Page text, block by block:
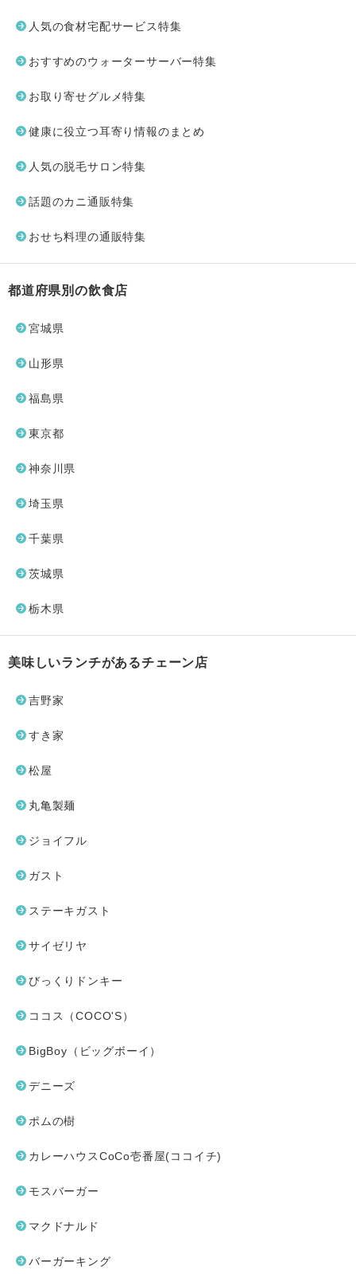
人気の食材宅配サービス特集
おすすめのウォーターサーバー特集
お取り寄せグルメ特集
健康に役立つ耳寄り情報のまとめ
人気の脱毛サロン特集
話題のカニ通販特集
おせち料理の通販特集
都道府県別の飲食店
宮城県
山形県
福島県
東京都
神奈川県
埼玉県
千葉県
茨城県
栃木県
美味しいランチがあるチェーン店
吉野家
すき家
松屋
丸亀製麺
ジョイフル
ガスト
ステーキガスト
サイゼリヤ
びっくりドンキー
ココス（COCO'S）
BigBoy（ビッグボーイ）
デニーズ
ポムの樹
カレーハウスCoCo壱番屋(ココイチ)
モスバーガー
マクドナルド
バーガーキング